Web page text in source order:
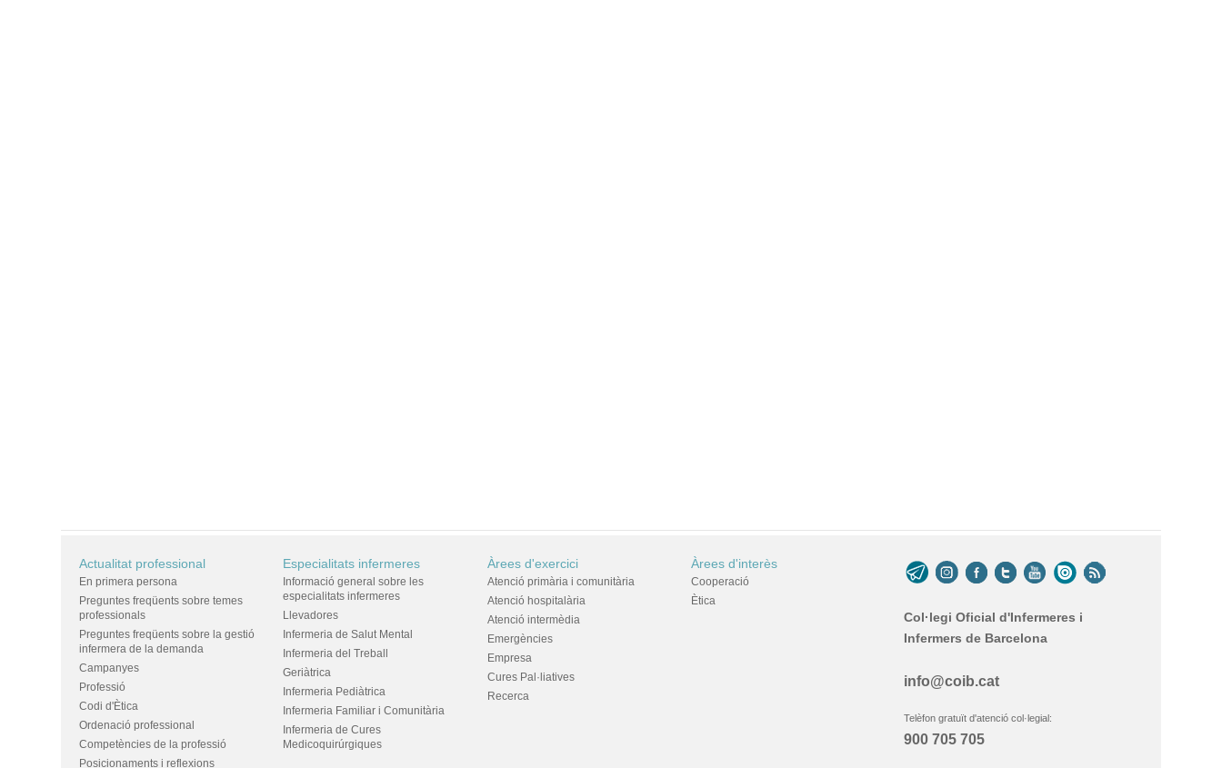
Actualitat professional
En primera persona
Preguntes freqüents sobre temes
professionals
Preguntes freqüents sobre la gestió
infermera de la demanda
Campanyes
Professió
Codi d'Ètica
Ordenació professional
Competències de la professió
Posicionaments i reflexions
Especialitats infermeres
Informació general sobre les
especialitats infermeres
Llevadores
Infermeria de Salut Mental
Infermeria del Treball
Geriàtrica
Infermeria Pediàtrica
Infermeria Familiar i Comunitària
Infermeria de Cures
Medicoquirúrgiques
Àrees d'exercici
Atenció primària i comunitària
Atenció hospitalària
Atenció intermèdia
Emergències
Empresa
Cures Pal·liatives
Recerca
Àrees d'interès
Cooperació
Ètica
Col·legi Oficial d'Infermeres i
Infermers de Barcelona
info@coib.cat
Telèfon gratuït d'atenció col·legial:
900 705 705